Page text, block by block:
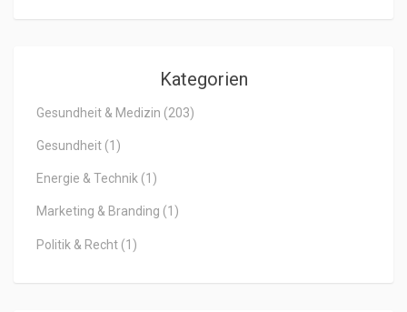
Kategorien
Gesundheit & Medizin (203)
Gesundheit (1)
Energie & Technik (1)
Marketing & Branding (1)
Politik & Recht (1)